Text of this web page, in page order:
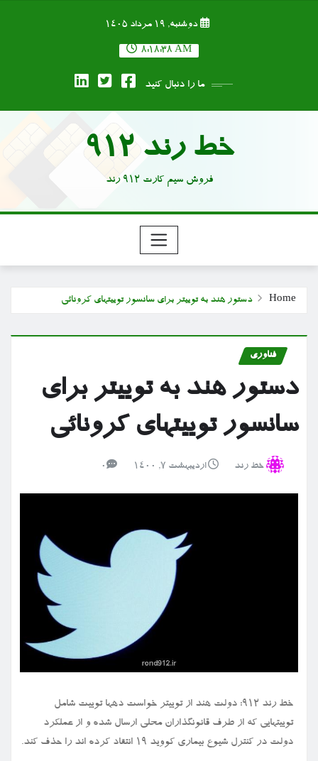
دوشنبه, ۱۹ مرداد ۱۴۰۵
8:18:39 AM
ما را دنبال کنید
خط رند 912
فروش سیم کارت 912 رند
Home دستور هند به توییتر برای سانسور توییتهای کرونائی
فناوری
دستور هند به توییتر برای
سانسور توییتهای کرونائی
خط رند اردیبهشت ۷, ۱۴۰۰ 0
خط رند ۹۱۲: دولت هند از توییتر خواست دهها توییت شامل
توییتهایی که از طرف قانونگذاران محلی ارسال شده و از عملکرد
دولت در کنترل شیوع بیماری کووید ۱۹ انتقاد کرده اند را حذف کند.